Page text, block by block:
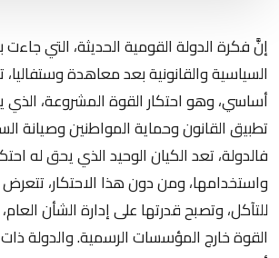
إنَّ فكرة الدولة القومية الحديثة، التي جاءت
السياسية والقانونية بعد معاهدة
أساسي، وهو احتكار القوة المشروعة، الذي
تطبيق القانون وحماية المواطنين وصيانة
فالدولة، تعد الكيان الوحيد الذي يحق له
واستخدامها، ومن دون هذا الاحتكار،
للتآكل، وتصبح قدرتها على إدارة الشأن
القوة خارج المؤسسات الرسمية. والدولة